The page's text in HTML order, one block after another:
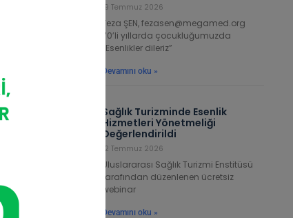
19 Temmuz 2026
Feza ŞEN, fezasen@megamed.org
70’li yıllarda çocukluğumuzda
“Esenlikler dileriz”
Devamını oku »
Sağlık Turizminde Esenlik
Hizmetleri Yönetmeliği
Değerlendirildi
12 Temmuz 2026
Uluslararası Sağlık Turizmi Enstitüsü
tarafından düzenlenen ücretsiz
webinar
Devamını oku »